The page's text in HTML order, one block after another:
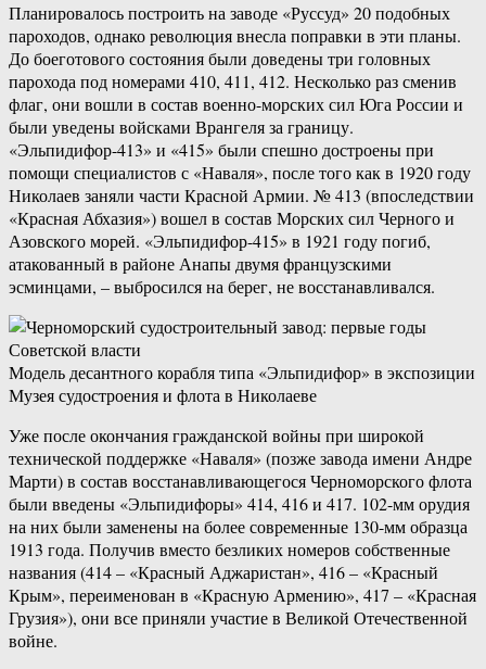
Планировалось построить на заводе «Руссуд» 20 подобных
пароходов, однако революция внесла поправки в эти планы.
До боеготового состояния были доведены три головных
парохода под номерами 410, 411, 412. Несколько раз сменив
флаг, они вошли в состав военно-морских сил Юга России и
были уведены войсками Врангеля за границу.
«Эльпидифор-413» и «415» были спешно достроены при
помощи специалистов с «Наваля», после того как в 1920 году
Николаев заняли части Красной Армии. № 413 (впоследствии
«Красная Абхазия») вошел в состав Морских сил Черного и
Азовского морей. «Эльпидифор-415» в 1921 году погиб,
атакованный в районе Анапы двумя французскими
эсминцами, – выбросился на берег, не восстанавливался.
Модель десантного корабля типа «Эльпидифор» в экспозиции
Музея судостроения и флота в Николаеве
Уже после окончания гражданской войны при широкой
технической поддержке «Наваля» (позже завода имени Андре
Марти) в состав восстанавливающегося Черноморского флота
были введены «Эльпидифоры» 414, 416 и 417. 102-мм орудия
на них были заменены на более современные 130-мм образца
1913 года. Получив вместо безликих номеров собственные
названия (414 – «Красный Аджаристан», 416 – «Красный
Крым», переименован в «Красную Армению», 417 – «Красная
Грузия»), они все приняли участие в Великой Отечественной
войне.